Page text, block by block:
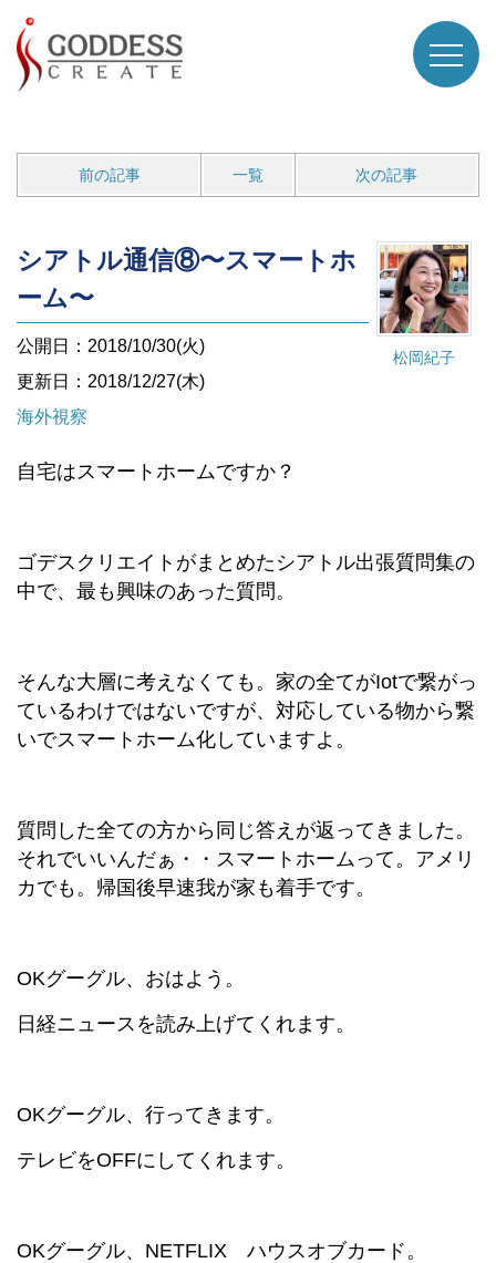
前の記事 一覧 次の記事
松岡紀子
シアトル通信⑧〜スマートホ
ーム〜
公開日：2018/10/30(火)
更新日：2018/12/27(木)
海外視察
自宅はスマートホームですか？
ゴデスクリエイトがまとめたシアトル出張質問集の
中で、最も興味のあった質問。
そんな大層に考えなくても。家の全てがIotで繋がっ
ているわけではないですが、対応している物から繋
いでスマートホーム化していますよ。
質問した全ての方から同じ答えが返ってきました。
それでいいんだぁ・・スマートホームって。アメリ
カでも。帰国後早速我が家も着手です。
OKグーグル、おはよう。
日経ニュースを読み上げてくれます。
OKグーグル、行ってきます。
テレビをOFFにしてくれます。
OKグーグル、NETFLIX ハウスオブカード。